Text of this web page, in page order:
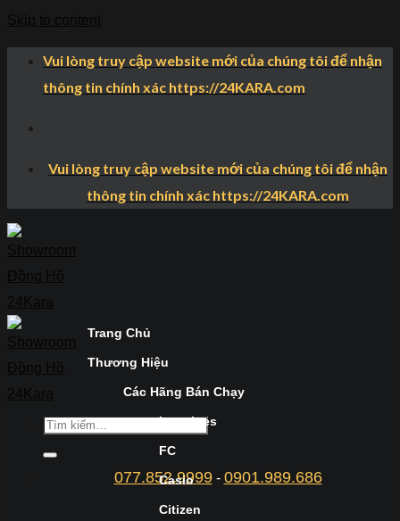
Vui lòng truy cập website mới của chúng tôi để nhận
thông tin chính xác https://24KARA.com
Vui lòng truy cập website mới của chúng tôi để nhận
thông tin chính xác https://24KARA.com
077.852.9999- 0901.989.686
Trang Chủ
Thương Hiệu
Các Hãng Bán Chạy
Longines
FC
Casio
Citizen